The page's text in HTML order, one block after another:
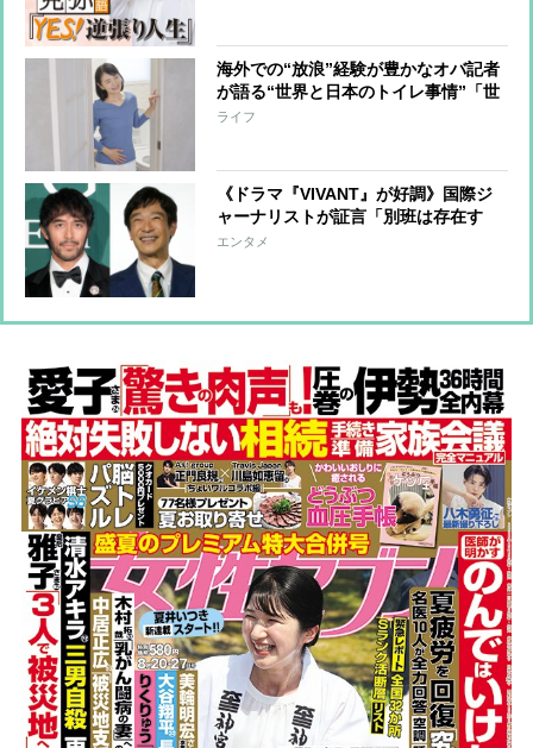
海外での“放浪”経験が豊かなオバ記者
が語る“世界と日本のトイレ事情”「世
界から絶賛される日本のトイレが現状
ライフ
《ドラマ『VIVANT』が好調》国際ジ
ャーナリストが証言「別班は存在す
る」 金大中氏拉致事件に関与した元
エンタメ